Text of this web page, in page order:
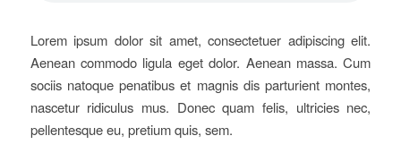
Lorem ipsum dolor sit amet, consectetuer adipiscing elit.
Aenean commodo ligula eget dolor. Aenean massa. Cum
sociis natoque penatibus et magnis dis parturient montes,
nascetur ridiculus mus. Donec quam felis, ultricies nec,
pellentesque eu, pretium quis, sem.